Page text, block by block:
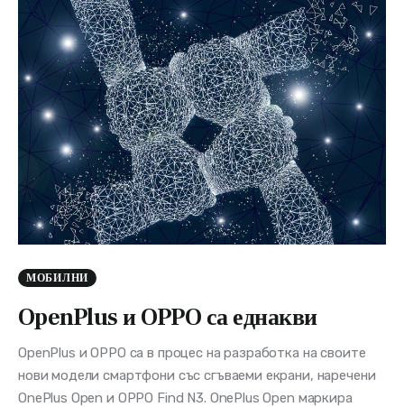
МОБИЛНИ
OpenPlus и OPPO са еднакви
OpenPlus и OPPO са в процес на разработка на своите
нови модели смартфони със сгъваеми екрани, наречени
OnePlus Open и OPPO Find N3. OnePlus Open маркира